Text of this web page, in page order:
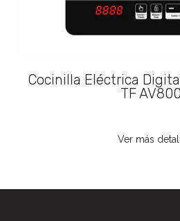
Cocinilla Eléctrica
TF
Ver más